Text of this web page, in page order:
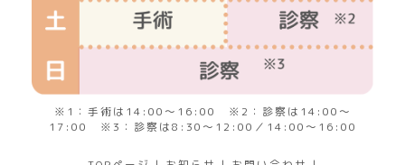
※1：手術は14:00～16:00 ※2：診察は14:00～
17:00 ※3：診察は8:30～12:00／14:00～16:00